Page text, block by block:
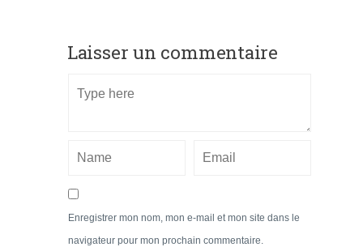
Laisser un commentaire
Enregistrer mon nom, mon e-mail et mon site dans le
navigateur pour mon prochain commentaire.